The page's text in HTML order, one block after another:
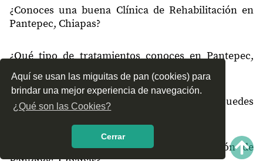
Aquí se usan las miguitas de pan (cookies) para
brindar una mejor experiencia de navegación.
¿Qué son las Cookies?
Cerrar
¿Conoces una buena Clínica de Rehabilitación en
Pantepec, Chiapas?
¿Qué tipo de tratamientos conoces en Pantepec,
Chiapas?
¿Cómo es el servicio de las Clínicas que puedes
encontrar en Pantepec, Chiapas?
¿Recomiendas las Clínicas de Rehabilitación de